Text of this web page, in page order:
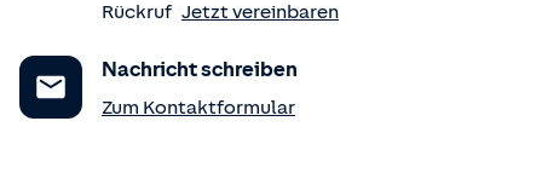
Rückruf Jetzt vereinbaren
Nachricht schreiben
Zum Kontaktformular